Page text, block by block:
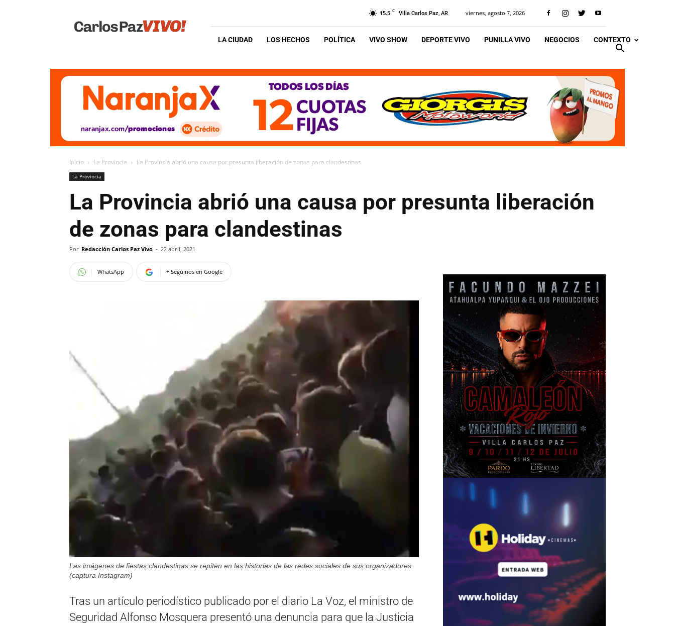
Vivo
15.5 C Villa Carlos Paz, AR viernes, agosto 7, 2026
LA CIUDAD LOS HECHOS POLÍTICA VIVO SHOW DEPORTE VIVO PUNILLA VIVO NEGOCIOS CONTEXTO
Inicio La Provincia La Provincia abrió una causa por presunta liberación de zonas para clandestinas
La Provincia
La Provincia abrió una causa por presunta liberación
de zonas para clandestinas
Por Redacción Carlos Paz Vivo - 22 abril, 2021
WhatsApp + Seguinos en Google
Las imágenes de fiestas clandestinas se repiten en las historias de las redes sociales de sus organizadores
(captura Instagram)
Tras un artículo periodístico publicado por el diario La Voz, el ministro de
Seguridad Alfonso Mosquera presentó una denuncia para que la Justicia